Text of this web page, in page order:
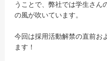
うことで、弊社では学生さん
の風が吹いています。
今回は採用活動解禁の直前お
ます！